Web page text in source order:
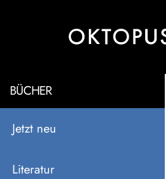
BÜCHER
Jetzt neu
Literatur